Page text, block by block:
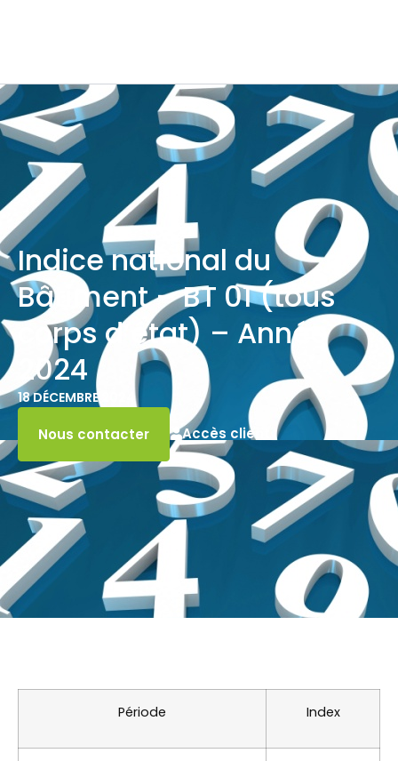
Indice national du
Bâtiment – BT 01 (tous
corps d’état) – Année
2024
18 DÉCEMBRE 2024
Nous contacter Accès client
Période Index